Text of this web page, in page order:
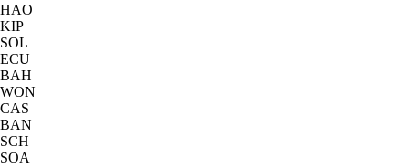
HAO
KIP
SOL
ECU
BAH
WON
CAS
BAN
SCH
SOA